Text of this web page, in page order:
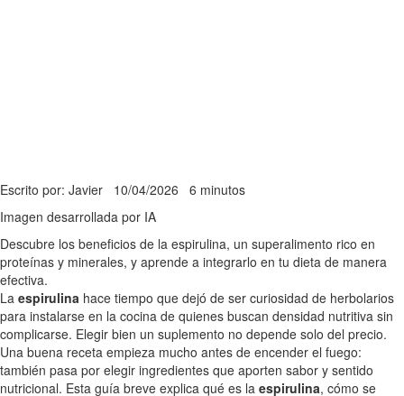
Escrito por: Javier 10/04/2026 6 minutos
Imagen desarrollada por IA
Descubre los beneficios de la espirulina, un superalimento rico en
proteínas y minerales, y aprende a integrarlo en tu dieta de manera
efectiva.
La espirulina hace tiempo que dejó de ser curiosidad de herbolarios
para instalarse en la cocina de quienes buscan densidad nutritiva sin
complicarse. Elegir bien un suplemento no depende solo del precio.
Una buena receta empieza mucho antes de encender el fuego:
también pasa por elegir ingredientes que aporten sabor y sentido
nutricional. Esta guía breve explica qué es la espirulina, cómo se